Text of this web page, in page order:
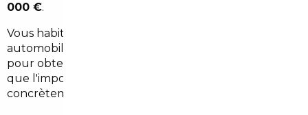
000 €.
Vous habitez Ézanville, vous avez un projet d'achat
automobile ?
pour obtenir une estimation gratuite et découvrir ce
que l'import peut vous faire économiser
concrètement.